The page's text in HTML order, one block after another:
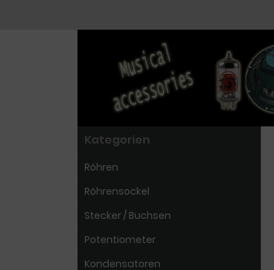
Kategorien
Röhren
Röhrensockel
Stecker / Buchsen
Potentiometer
Kondensatoren